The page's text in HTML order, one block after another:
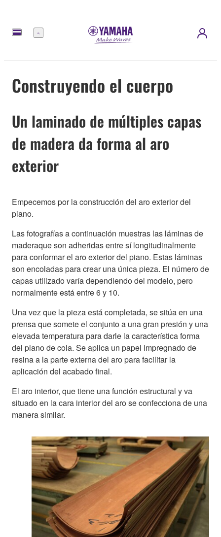
Menú
Construyendo el cuerpo
Un laminado de múltiples capas
de madera da forma al aro
exterior
Empecemos por la construcción del aro exterior del
piano.
Las fotografías a continuación muestras las láminas de
maderaque son adheridas entre sí longitudinalmente
para conformar el aro exterior del piano. Estas láminas
son encoladas para crear una única pieza. El número de
capas utilizado varía dependiendo del modelo, pero
normalmente está entre 6 y 10.
Una vez que la pieza está completada, se sitúa en una
prensa que somete el conjunto a una gran presión y una
elevada temperatura para darle la característica forma
del piano de cola. Se aplica un papel impregnado de
resina a la parte externa del aro para facilitar la
aplicación del acabado final.
El aro interior, que tiene una función estructural y va
situado en la cara interior del aro se confecciona de una
manera similar.